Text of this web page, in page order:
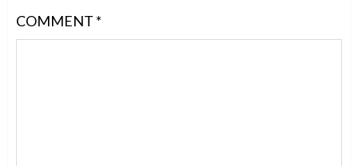
COMMENT *